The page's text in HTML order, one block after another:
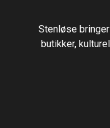
Stenløse
butikker,